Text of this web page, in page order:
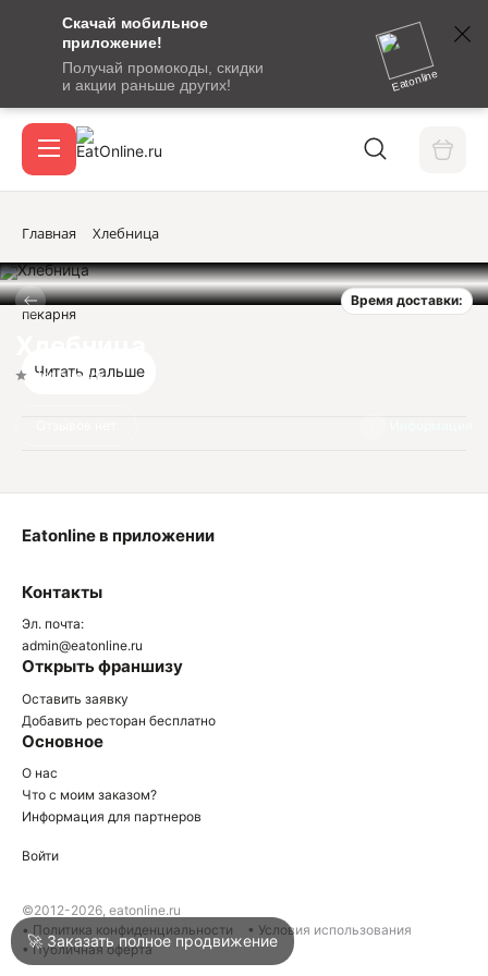
Скачай мобильное
приложение!
Получай промокоды, скидки
и акции раньше других!
Eatonline
сообщение
кодом
подтверждения
Вход / регистрация
Акции
Войти
Написать в техподдержку
Главная Хлебница
Время доставки:
Нет оценок
пекарня
Читать дальше
Контакты
Эл. почта:
admin@eatonline.ru
Открыть франшизу
Оставить заявку
Добавить ресторан бесплатно
Основное
О нас
Что с моим заказом?
Информация для партнеров
Eatonline в приложении
Войти
©2012-2026, eatonline.ru
• Политика конфиденциальности
• Условия использования
• Публичная оферта
🚀 Заказать полное продвижение